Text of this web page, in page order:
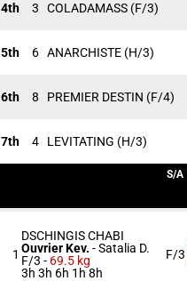
4th 3 COLADAMASS (F/3)
5th 6 ANARCHISTE (H/3)
6th 8 PREMIER DESTIN (F/4)
7th 4 LEVITATING (H/3)
S/A
1
DSCHINGIS CHABI
Ouvrier Kev. -Satalia D.
F/3 - 69.5 kg
3h 3h 6h 1h 8h
F/3